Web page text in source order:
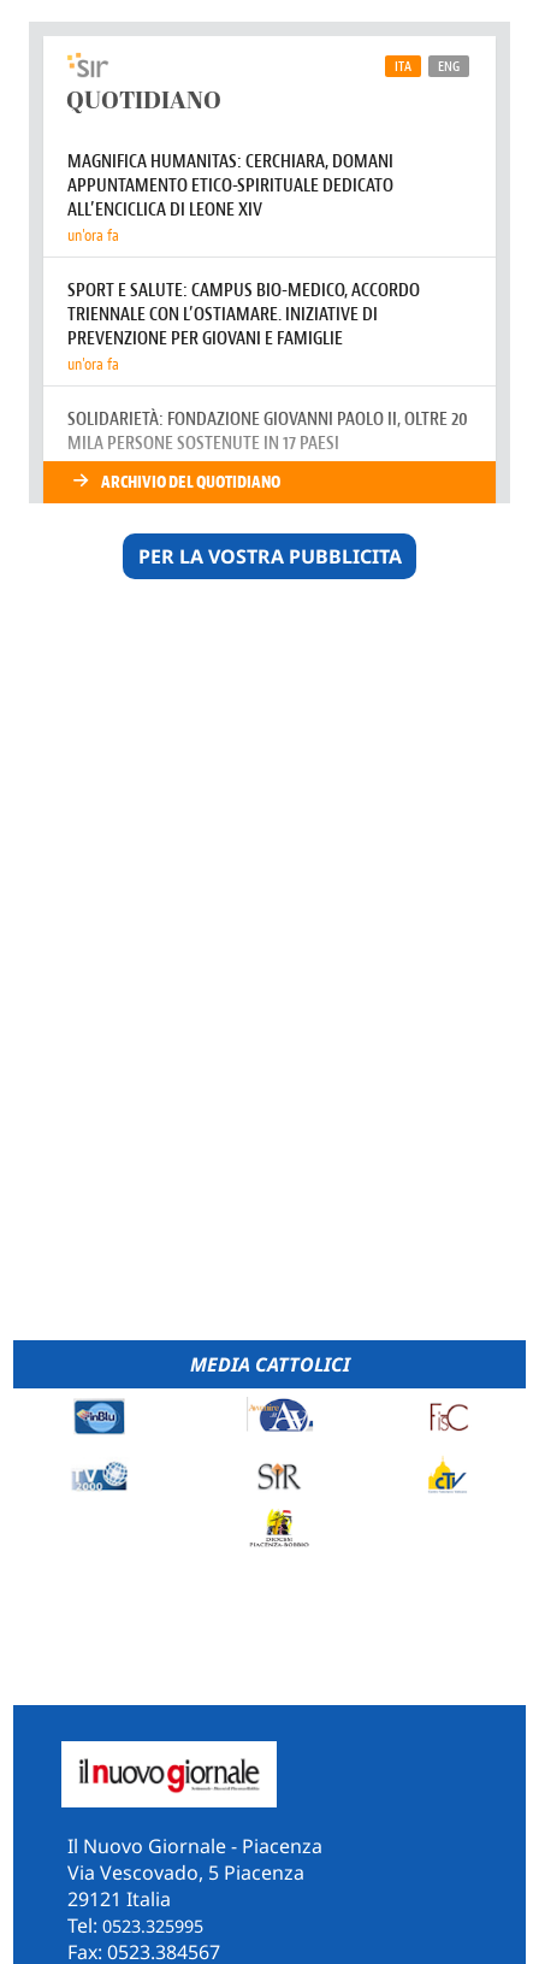
PER LA VOSTRA PUBBLICITA
MEDIA CATTOLICI
Il Nuovo Giornale - Piacenza
Via Vescovado, 5 Piacenza
29121 Italia
Tel: 0523.325995
Fax: 0523.384567